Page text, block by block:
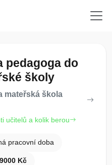
pedagoga do
školy
mateřská škola
učitelů a kolik berou
pracovní doba
Kč